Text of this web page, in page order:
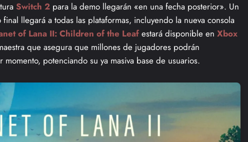
Switch 2 para la demo llegarán «en una fecha posterior». Un
llegará a todas las plataformas, incluyendo la nueva consola
of Lana II: Children of the Leafestará disponible en Xbox
que asegura que millones de jugadores podrán
potenciando su ya masiva base de usuarios.